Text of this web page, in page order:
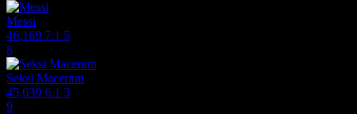
Messi
46,169 7.1 5
8
Seksi Maceram
45,639 6.1 3
9